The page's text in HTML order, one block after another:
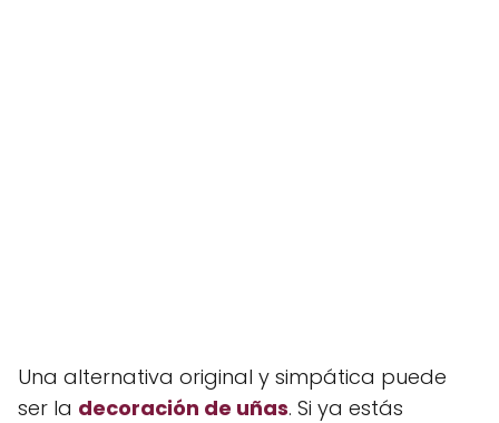
Una alternativa original y simpática puede
ser la decoración de uñas. Si ya estás